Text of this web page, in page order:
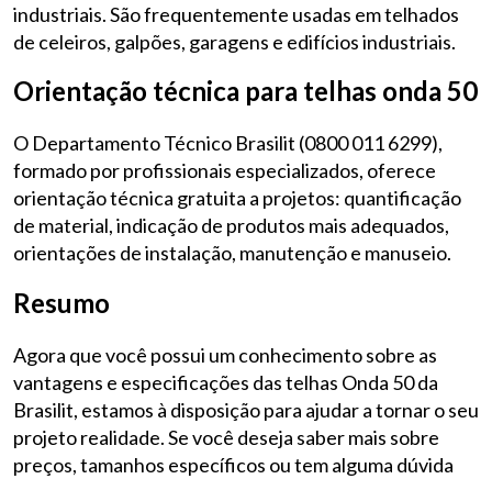
industriais. São frequentemente usadas em telhados
de celeiros, galpões, garagens e edifícios industriais.
Orientação técnica para telhas onda 50
O Departamento Técnico Brasilit (0800 011 6299),
formado por profissionais especializados, oferece
orientação técnica gratuita a projetos: quantificação
de material, indicação de produtos mais adequados,
orientações de instalação, manutenção e manuseio.
Resumo
Agora que você possui um conhecimento sobre as
vantagens e especificações das telhas Onda 50 da
Brasilit, estamos à disposição para ajudar a tornar o seu
projeto realidade. Se você deseja saber mais sobre
preços, tamanhos específicos ou tem alguma dúvida